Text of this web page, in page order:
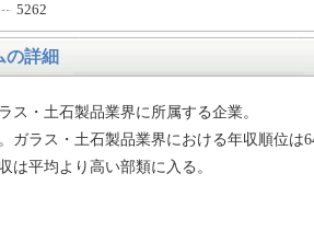
5262
の詳細
ス・土石製品業界に所属する企業。
ガラス・土石製品業界における年収順位は
は平均より高い部類に入る。